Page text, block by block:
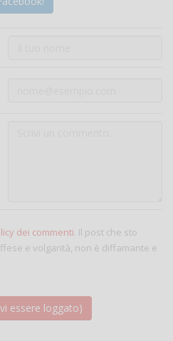
dei commenti. Il post che sto
e volgarità, non è diffamante e